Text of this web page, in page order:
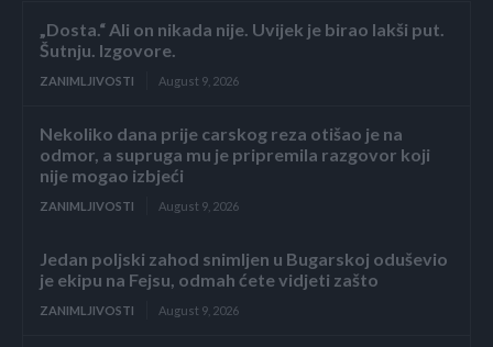
„Dosta.“ Ali on nikada nije. Uvijek je birao lakši put.
Šutnju. Izgovore.
ZANIMLJIVOSTI August 9, 2026
Nekoliko dana prije carskog reza otišao je na
odmor, a supruga mu je pripremila razgovor koji
nije mogao izbjeći
ZANIMLJIVOSTI August 9, 2026
Jedan poljski zahod snimljen u Bugarskoj oduševio
je ekipu na Fejsu, odmah ćete vidjeti zašto
ZANIMLJIVOSTI August 9, 2026